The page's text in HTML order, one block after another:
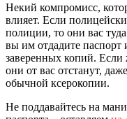
Некий компромисс,
влияет. Если
полиции, то они вас
вы им отдадите паспорт
заверенных копий. Если
они от вас отстанут,
обычной ксерокопии.
Не поддавайтесь на